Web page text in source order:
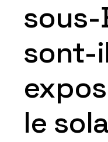
sous-
sont-
le